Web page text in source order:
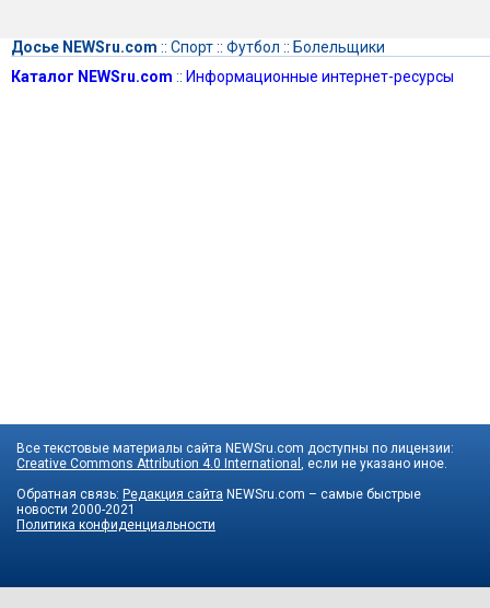
Досье NEWSru.com :: Спорт:: Футбол :: Болельщики
Каталог NEWSru.com :: Информационные интернет-ресурсы
Все текстовые материалы сайта NEWSru.com доступны по лицензии:
Creative Commons Attribution 4.0 International
, если не указано иное.
Обратная связь: Редакция сайта NEWSru.com – самые быстрые
новости 2000-2021
Политика конфиденциальности